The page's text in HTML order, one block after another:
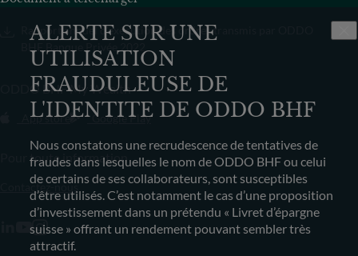
ALERTE SUR UNE
UTILISATION
FRAUDULEUSE DE
L'IDENTITE DE ODDO BHF
Nous constatons une recrudescence de tentatives de
fraudes dans lesquelles le nom de ODDO BHF ou celui
de certains de ses collaborateurs, sont susceptibles
d’être utilisés. C’est notamment le cas d’une proposition
d’investissement dans un prétendu « Livret d’épargne
suisse » offrant un rendement pouvant sembler très
attractif.
Rapport annuel d’exécution des ordres transmis par ODDO
ODDO BHF My Wealth
App store Google Play
Pour toute information
Contactez-nous